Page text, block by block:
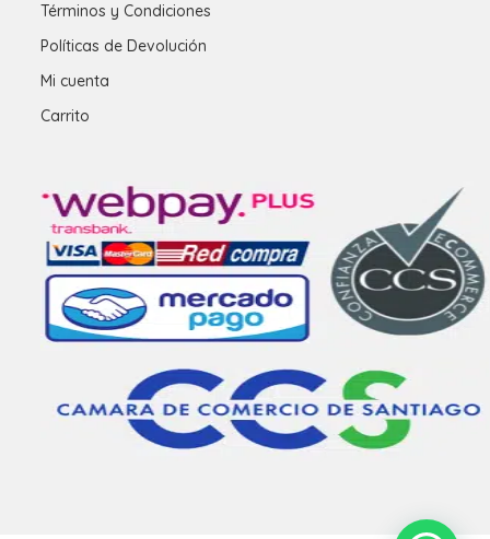
Términos y Condiciones
Políticas de Devolución
Mi cuenta
Carrito